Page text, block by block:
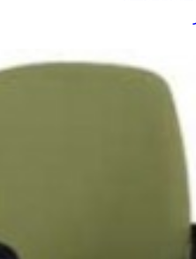
صندلی اداری مدرن